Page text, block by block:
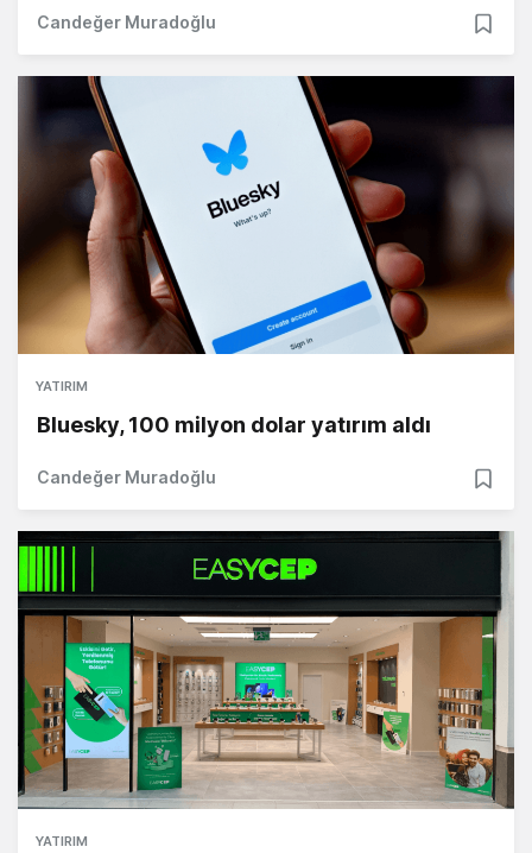
Candeğer Muradoğlu
YATIRIM
Bluesky, 100 milyon dolar yatırım aldı
Candeğer Muradoğlu
YATIRIM